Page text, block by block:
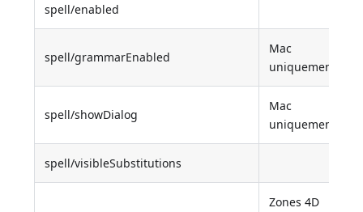
spell/enabled
spell/grammarEnabled
Mac
uniquement
spell/showDialog
Mac
uniquement
spell/visibleSubstitutions
Zones 4D